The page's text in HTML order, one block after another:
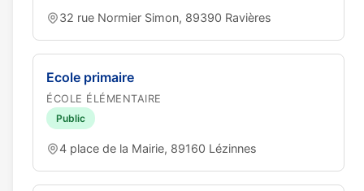
32 rue Normier Simon, 89390 Ravières
Ecole primaire
ÉCOLE ÉLÉMENTAIRE
Public
4 place de la Mairie, 89160 Lézinnes